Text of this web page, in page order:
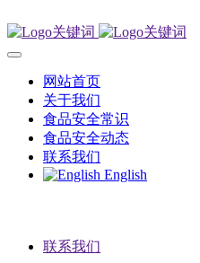
网站首页
关于我们
食品安全常识
食品安全动态
联系我们
English
联系我们